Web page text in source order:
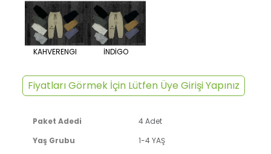
KAHVERENGI İNDİGO
Fiyatları Görmek İçin Lütfen Üye Girişi Yapınız
Paket Adedi
4 Adet
Yaş Grubu
1-4 YAŞ